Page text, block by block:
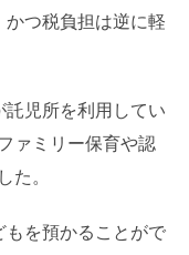
つ税負担は逆に軽
児所を利用してい
ァミリー保育や認
た。
を預かることがで